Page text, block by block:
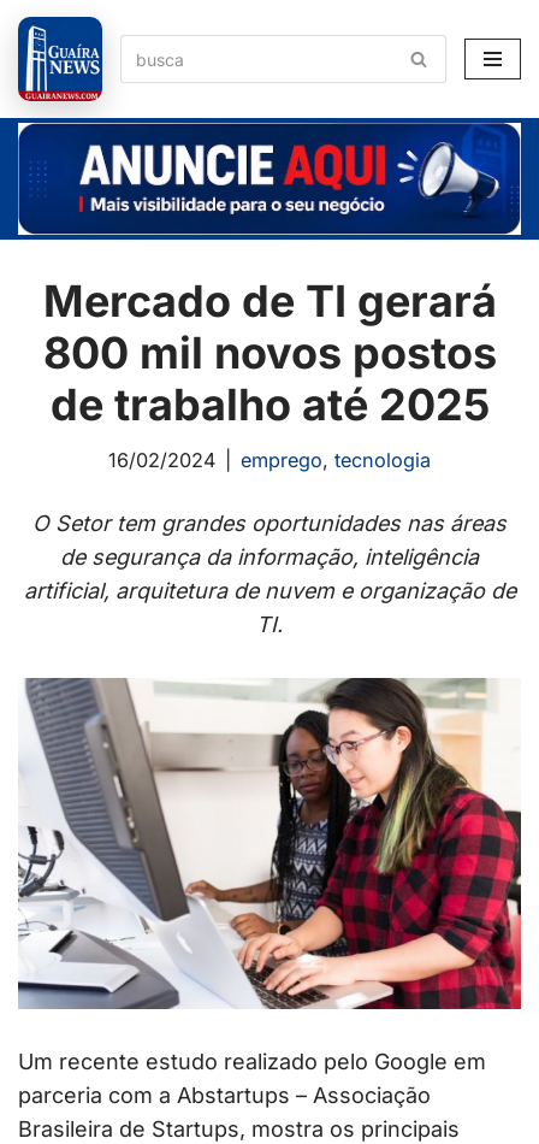
Pular
para
o
conteúdo
Mercado de TI gerará
800 mil novos postos
de trabalho até 2025
16/02/2024 emprego, tecnologia
O Setor tem grandes oportunidades nas áreas
de segurança da informação, inteligência
artificial, arquitetura de nuvem e organização de
TI.
Um recente estudo realizado pelo Google em
parceria com a Abstartups – Associação
Brasileira de Startups, mostra os principais